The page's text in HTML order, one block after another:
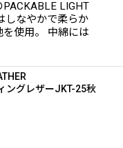
LIGHT
しなやかで柔らか
使用。 中綿には
ングレザーJKT-25秋